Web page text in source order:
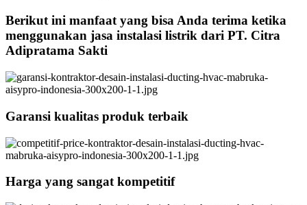
Berikut ini manfaat yang bisa Anda terima ketika
menggunakan jasa instalasi listrik dari PT. Citra
Adipratama Sakti
Garansi kualitas produk terbaik
Harga yang sangat kompetitif